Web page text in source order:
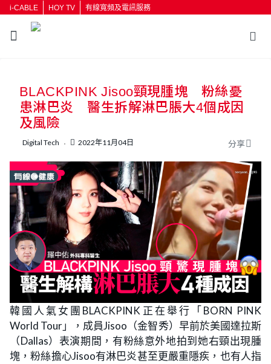
i-CABLE HOY TV 有線寬頻及電訊服務
按輸入鍵開始搜尋
BLACKPINK Jisoo頸現腫塊 粉絲憂
患淋巴炎 醫生拆解淋巴脹大4個成因
及風險
Digital Tech 2022年11月04日 分享
韓國人氣女團BLACKPINK正在舉行「BORN PINK
World Tour」，成員Jisoo（金智秀）早前於美國達拉斯
（Dallas）表演期間，有粉絲意外地拍到她右頸出現腫
塊，粉絲擔心Jisoo有淋巴炎甚至更嚴重隱疾，也有人指